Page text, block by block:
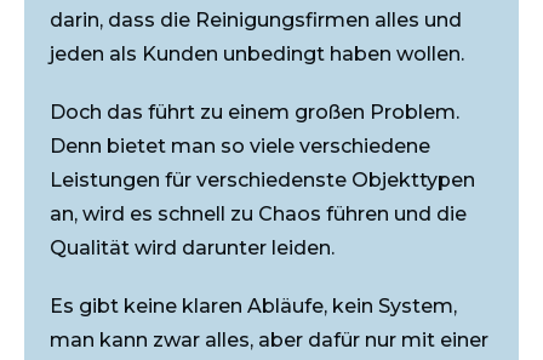
darin, dass die Reinigungsfirmen alles und
jeden als Kunden unbedingt haben wollen.
Doch das führt zu einem großen Problem.
Denn bietet man so viele verschiedene
Leistungen für verschiedenste Objekttypen
an, wird es schnell zu Chaos führen und die
Qualität wird darunter leiden.
Es gibt keine klaren Abläufe, kein System,
man kann zwar alles, aber dafür nur mit einer